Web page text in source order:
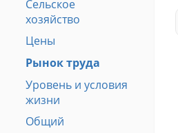
Сельское
хозяйство
Цены
Рынок труда
Уровень и условия
жизни
Общий